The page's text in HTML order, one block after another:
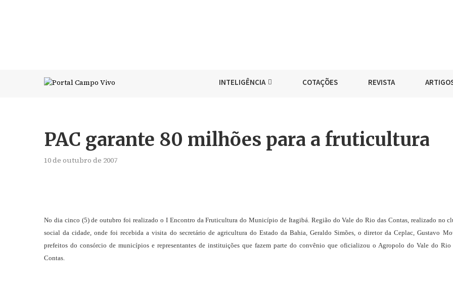
INTELIGÊNCIA COTAÇÕES REVISTA
PAC garante 80 milhões para a fruticultura
10 de outubro de 2007
No dia cinco (5) de outubro foi realizado o I Encontro da Fruticultura do Município de Itagibá. Região do Vale do Rio das Contas, realizado no
social da cidade, onde foi recebida a visita do secretário de agricultura do Estado da Bahia, Geraldo Simões, o diretor da Ceplac, Gustavo
prefeitos do consórcio de municípios e representantes de instituições que fazem parte do convênio que oficializou o Agropolo do Vale do Rio
Contas.